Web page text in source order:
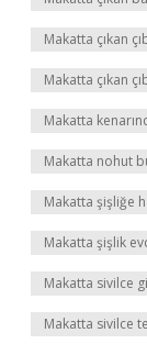
Makatta çıkan
Makatta çıkan
Makatta
Makatta nohut
Makatta şişliğe
Makatta şişlik
Makatta sivilce
Makatta sivilce